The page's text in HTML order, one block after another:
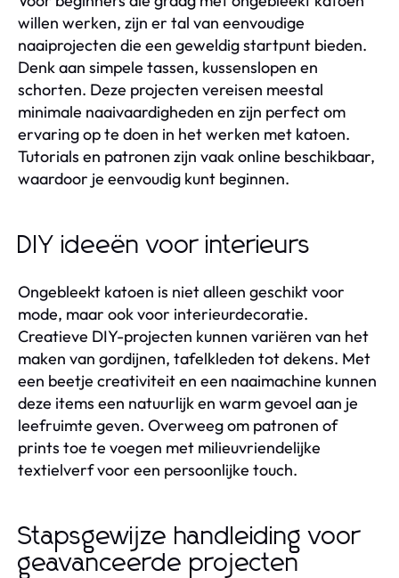
willen werken, zijn er tal van eenvoudige
naaiprojecten die een geweldig startpunt bieden.
Denk aan simpele tassen, kussenslopen en
schorten. Deze projecten vereisen meestal
minimale naaivaardigheden en zijn perfect om
ervaring op te doen in het werken met katoen.
Tutorials en patronen zijn vaak online beschikbaar,
waardoor je eenvoudig kunt beginnen.
DIY ideeën voor interieurs
Ongebleekt katoen is niet alleen geschikt voor
mode, maar ook voor interieurdecoratie.
Creatieve DIY-projecten kunnen variëren van het
maken van gordijnen, tafelkleden tot dekens. Met
een beetje creativiteit en een naaimachine kunnen
deze items een natuurlijk en warm gevoel aan je
leefruimte geven. Overweeg om patronen of
prints toe te voegen met milieuvriendelijke
textielverf voor een persoonlijke touch.
Stapsgewijze handleiding voor
geavanceerde projecten